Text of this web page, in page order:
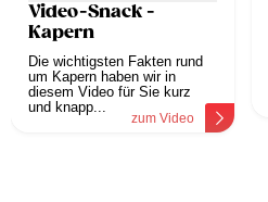
Video-Snack -
Kapern
Die wichtigsten Fakten rund
um Kapern haben wir in
diesem Video für Sie kurz
und knapp...
zum Video